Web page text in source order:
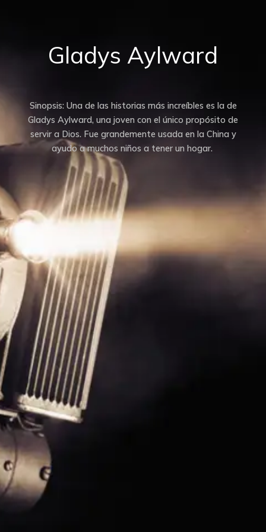
Gladys Aylward
Sinopsis: Una de las historias más increíbles es la de
Gladys Aylward, una joven con el único propósito de
servir a Dios. Fue grandemente usada en la China y
ayudo a muchos niños a tener un hogar.